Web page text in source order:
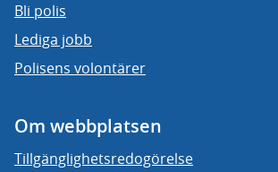
Bli polis
Lediga jobb
Polisens volontärer
Om webbplatsen
Tillgänglighetsredogörelse